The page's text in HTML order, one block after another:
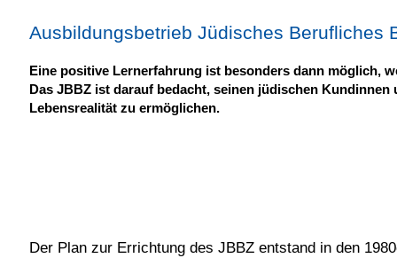
Ausbildungsbetrieb Jüdisches Berufliches
Eine posi­tive Lern­erfah­rung ist beson­ders dann mög­lich,
Das JBBZ ist dar­auf bedacht, sei­nen jüdi­schen
Lebens­rea­li­tät zu ermöglichen.
Der Plan zur Errich­tung des JBBZ ent­stand in den